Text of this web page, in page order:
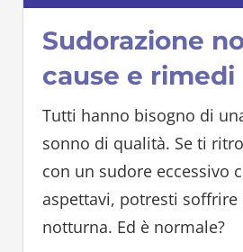
Sudorazione
cause e rimedi
Tutti hanno bisogno di
sonno di qualità. Se ti
con un sudore eccessivo
aspettavi, potresti soffrire
notturna. Ed è normale?